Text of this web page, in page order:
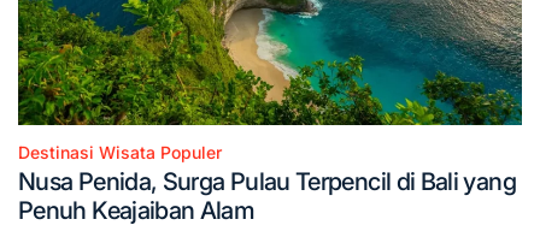
Posted
in
Destinasi Wisata Populer
Nusa Penida, Surga Pulau Terpencil di Bali yang
Penuh Keajaiban Alam